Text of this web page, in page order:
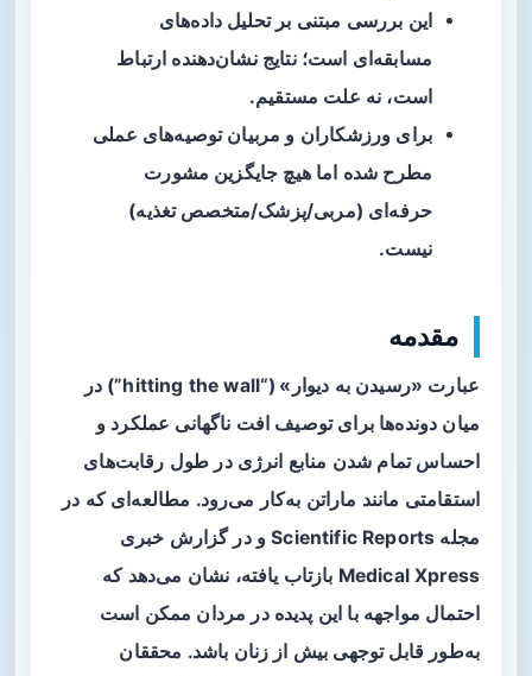
این بررسی مبتنی بر تحلیل داده‌های
مسابقه‌ای است؛ نتایج نشان‌دهنده ارتباط
است، نه علت مستقیم.
برای ورزشکاران و مربیان توصیه‌های عملی
مطرح شده اما هیچ جایگزین مشورت
حرفه‌ای (مربی/پزشک/متخصص تغذیه)
نیست.
مقدمه
عبارت «رسیدن به دیوار» (“hitting the wall”) در
میان دونده‌ها برای توصیف افت ناگهانی عملکرد و
احساس تمام شدن منابع انرژی در طول رقابت‌های
استقامتی مانند ماراتن به‌کار می‌رود. مطالعه‌ای که در
مجله Scientific Reports و در گزارش خبری
Medical Xpress بازتاب یافته، نشان می‌دهد که
احتمال مواجهه با این پدیده در مردان ممکن است
به‌طور قابل توجهی بیش از زنان باشد. محققان